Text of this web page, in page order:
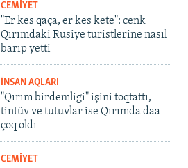
CEMİYET
"Er kes qaça, er kes kete": cenk
Qırımdaki Rusiye turistlerine nasıl
barıp yetti
İNSAN AQLARI
"Qırım birdemligi" işini toqtattı,
tintüv ve tutuvlar ise Qırımda daa
çoq oldı
CEMİYET